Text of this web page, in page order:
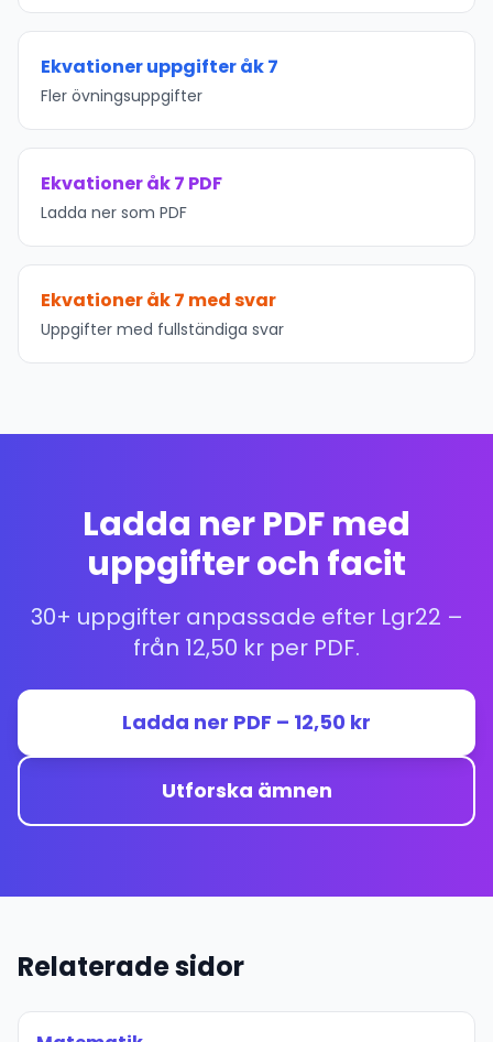
Ekvationer uppgifter åk 7
Fler övningsuppgifter
Ekvationer åk 7 PDF
Ladda ner som PDF
Ekvationer åk 7 med svar
Uppgifter med fullständiga svar
Ladda ner PDF med
uppgifter och facit
30+ uppgifter anpassade efter Lgr22 –
från 12,50 kr per PDF.
Ladda ner PDF – 12,50 kr
Utforska ämnen
Relaterade sidor